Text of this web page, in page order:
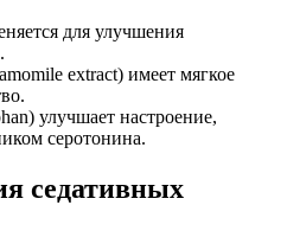
для улучшения
extract) имеет мягкое
улучшает настроение,
серотонина.
седативных